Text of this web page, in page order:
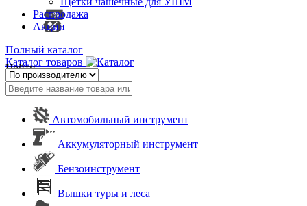
Распродажа
Акции
Полный каталог
Каталог товаров
Найти
Автомобильный инструмент
Аккумуляторный инструмент
Бензоинструмент
Вышки туры и леса